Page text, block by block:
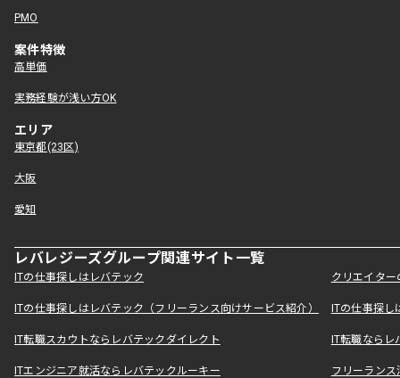
PMO
案件特徴
高単価
実務経験が浅い方OK
エリア
東京都(23区)
大阪
愛知
レバレジーズグループ関連サイト一覧
ITの仕事探しはレバテック クリエイタ
ITの仕事探しはレバテック（フリーランス向けサービス紹介） ITの仕事探
IT転職スカウトならレバテックダイレクト IT転職なら
ITエンジニア就活ならレバテックルーキー フリーラン